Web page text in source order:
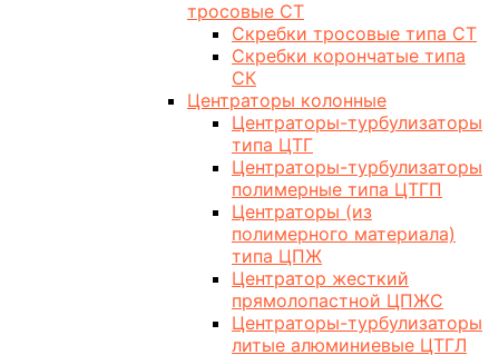
тросовые СТ
Скребки тросовые типа СТ
Скребки корончатые типа
СК
Центраторы колонные
Центраторы-турбулизаторы
типа ЦТГ
Центраторы-турбулизаторы
полимерные типа ЦТГП
Центраторы (из
полимерного материала)
типа ЦПЖ
Центратор жесткий
прямолопастной ЦПЖС
Центраторы-турбулизаторы
литые алюминиевые ЦТГЛ